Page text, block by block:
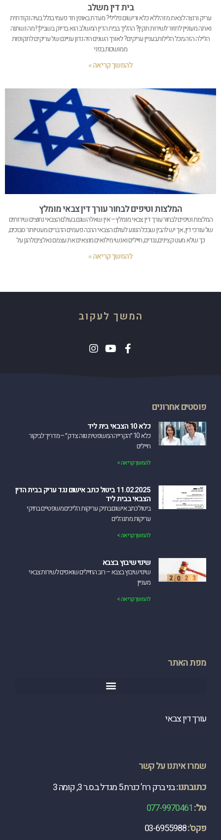
בית דין משלב
עריק ורוצה לצאת מזה ללא כלא ורישום פלילי? מעדת באופן חד פעמי בגלל בעיה נקודתית
ואתה מעוניין לחזור לשירות תקין? ההליך בבית הדין המשלב הוא בדיוק בשבילך! מה נשתנה
הלילה הזה מכל הלילות בעניין עריקים? לאורך השנים היה נדון עניינם של עריקים לתקופות
ממושכות בפני
להמשך קריאה »
המלצות וטיפים לבחור עורך דין צבאי מומלץ
המלצות וטיפים לבחור עורך דין צבאי מומלץ – אין שאלה שגם בעולם הצבאי נחוצים שירותים
של עורכי דין, אך יש להבין שבכל הנוגע לעולם הצבאי הרבה פעמים הדברים מעט יותר סבוכים,
כך שלא מעט קצינים, נגדים, חיילים ואנשי מילואים מוצאים את עצמם נאלצים להגן על
להמשך קריאה »
המשך לעקוב
פוסטים אחרונים
כלא 10 הצבאי בית ליד
כלא 10 ״הקרייה המשפטית נווה צדק״ – מדריך לביקור
חיילים
להמשך קריאה >
11.02.2025 ביטול כתב אישום נגד עריק בבית הדין
הצבאי בבית ליד
‏ביטול כתב אישום בתיק עריקות הליכים משפטיים בתיקי
עריקות מתנהלים
להמשך קריאה >
שינוי שיבוץ בצבא
שינוי שיבוץ בצבא – רוב החיילים שואפים לשירות צבאי
מעניין
להמשך קריאה >
מפת האתר
עורך דין צבאי
שמרו איתנו על קשר
כתובתנו:בני ברק רח’ כנרת 5 מגדל ב.ס.ר 3, קומה 3
טל':077-9970461
פקס':03-6955988